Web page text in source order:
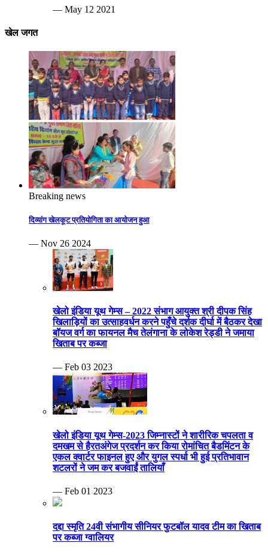
— May 12 2021
खेल जगत
Breaking news
दिव्यांग खेलकूट प्रतियोगिता का आयोजन हुआ
— Nov 26 2024
खेलो इंडिया यूथ गेम्स – 2022 संभाग आयुक्त श्री दीपक सिंह
खिलाड़ियों का उत्साहवर्धन करने पहुँचे दर्शक दीर्घा में बैठकर देखा
बॉयज वर्ग का फायनल मैच तेलंगाना के लोकेश रेड्डी ने जमाया
खिताब पर कब्जा
— Feb 03 2023
खेलो इंडिया यूथ गेम्स-2023 जिम्नास्टों ने शारीरिक चपलता व
दमखम से हैरतअंगेज प्रदर्शन कर किया रोमांचित बैडमिंटन के
एकल क्वार्टर फाइनल हुए और युगल स्पर्धा भी हुई प्रतिभावान
शटलरों ने जम कर बजवाईं तालियाँ
— Feb 01 2023
दद्दा स्मृति 24वी संभागीय सीनियर फुटबॉल यादव टीम का खिताब
पर कब्जा ग्वालियर